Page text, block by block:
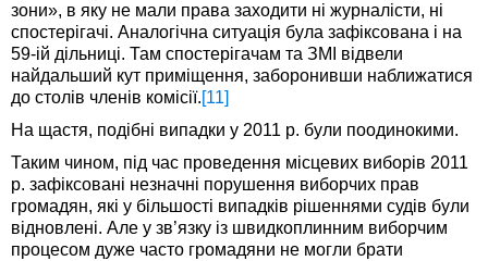
зони», в яку не мали права заходити ні журналісти, ні
спостерігачі. Аналогічна ситуація була зафіксована і на
59-ій дільниці. Там спостерігачам та ЗМІ відвели
найдальший кут приміщення, заборонивши наближатися
до столів членів комісії. [11]
На щастя, подібні випадки у 2011 р. були поодинокими.
Таким чином, під час проведення місцевих виборів 2011
р. зафіксовані незначні порушення виборчих прав
громадян, які у більшості випадків рішеннями судів були
відновлені. Але у зв’язку із швидкоплинним виборчим
процесом дуже часто громадяни не могли брати